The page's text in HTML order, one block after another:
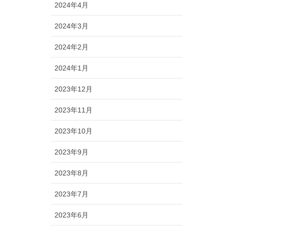
2024年4月
2024年3月
2024年2月
2024年1月
2023年12月
2023年11月
2023年10月
2023年9月
2023年8月
2023年7月
2023年6月